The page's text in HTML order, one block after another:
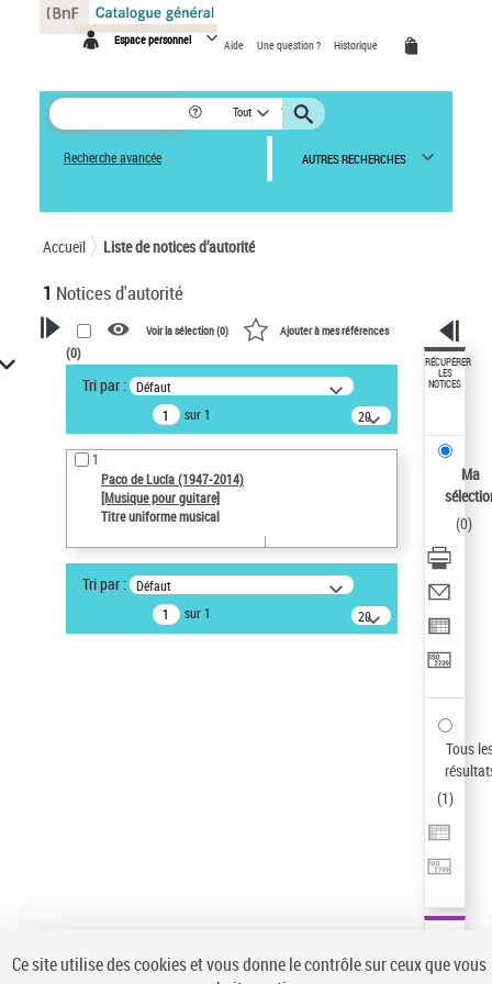
Espace personnel Aide Une question ? Historique
Tout
Recherche avancée AUTRES RECHERCHES
Accueil Liste de notices d’autorité
1 Notices d'autorité
VOTRE RECHERCHE
Recherche avancée dans les
notices d’autorité
Œuvres liées à l'auteur :
Paco de Lucía (1947-2014)
Type de notice d'autorité
Sauvegarder votre recherche
AFFINER
Voir la sélection (0) Ajouter à mes références
(0)
Tri par : Défaut
sur 1
20
résultats/page
1
Paco de Lucía (1947-2014)
[Musique pour guitare]
Titre uniforme musical
Tri par : Défaut
sur 1
20
résultats/page
RÉCUPÉRER
LES
NOTICES
Ma
(0)
Tous
(1)
Panneau de gestion des cookies
Ce site utilise des cookies et vous donne le contrôle sur ceux que vous